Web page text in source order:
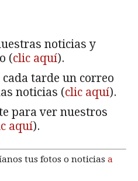
noticias y
(clic aquí).
cada tarde un correo
noticias (clic aquí).
para ver nuestros
aquí).
tus fotos o noticias a